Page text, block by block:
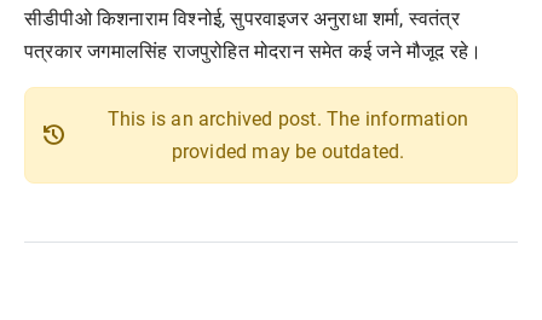
सीडीपीओ किशनाराम विश्नोई, सुपरवाइजर अनुराधा शर्मा, स्वतंत्र
पत्रकार जगमालसिंह राजपुरोहित मोदरान समेत कई जने मौजूद रहे।
history
This is an archived post. The information
provided may be outdated.